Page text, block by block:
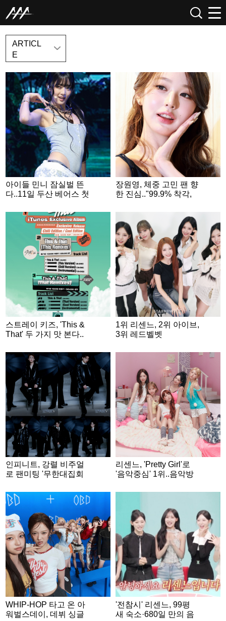
NEWS
ARTICL
E
아이들 민니 잠실벌 뜬
다..11일 두산 베어스 첫
장원영, 체중 고민 팬 향
한 진심.."99.9% 착각,
스트레이 키즈, 'This &
That' 두 가지 맛 본다..
1위 리센느, 2위 아이브,
3위 레드벨벳
인피니트, 강렬 비주얼
로 팬미팅 '무한대집회
개..기대감 증폭
리센느, 'Pretty Girl'로
'음악중심' 1위..음악방
WHIP-HOP 타고 온 아
워벌스데이, 데뷔 싱글
'전참시' 리센느, 99평
새 숙소·680일 만의 음